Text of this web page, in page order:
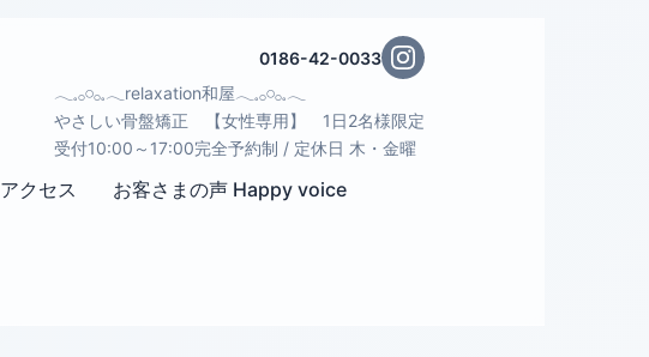
0186-42-0033
𓂃𓈒𓂂𓏸𓂂𓈒𓂃relaxation和屋𓂃𓈒𓂂𓏸𓂂𓈒𓂃
やさしい骨盤矯正 【女性専用】 1日2名様限定
受付10:00～17:00完全予約制 / 定休日 木・金曜
アクセス お客さまの声 Happy voice